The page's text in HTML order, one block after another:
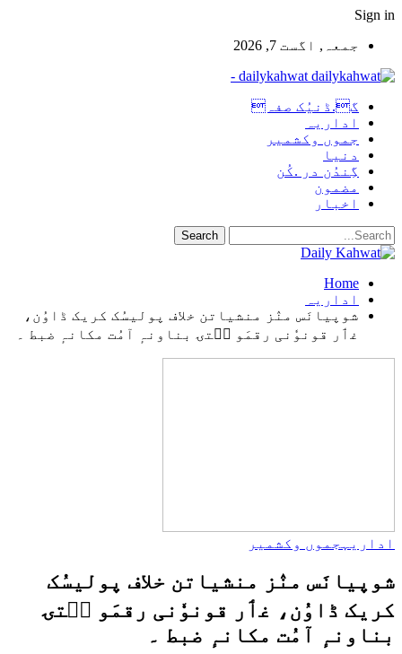
Sign in
جمعہ, اگست 7, 2026
dailykahwat -
گ.ڈنیُک صفہ
اداریہ
جموں وکشمیر
دنیا
گِندُن در .کُن
مضمون
اخبار
Home
اداریہ
شوپیانَس منٛز منشیاتن خلاف پولیسُک کریک ڈاوُن،
غٲر قونوٗنی رقمَو سۭتۍ بناونہٕ آمُت مکانہٕ ضبط ۔
اداریہ جموں وکشمیر
شوپیانَس منٛز منشیاتن خلاف پولیسُک
کریک ڈاوُن، غٲر قونوٗنی رقمَو سۭتۍ
بناونہٕ آمُت مکانہٕ ضبط ۔